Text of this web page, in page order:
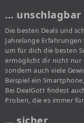
… unschlagbar
Die besten Deals und
Jahrelange
um für dich die besten
ermöglicht dir nicht nur
sondern auch viele
Beispiel ein
Bei DealGott findest
Proben, die es immer